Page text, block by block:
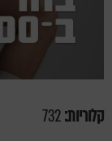
קלוריות: